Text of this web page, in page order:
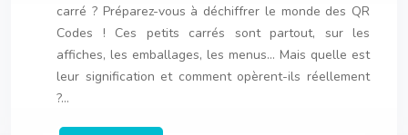
carré ? Préparez-vous à déchiffrer le monde des QR
Codes ! Ces petits carrés sont partout, sur les
affiches, les emballages, les menus… Mais quelle est
leur signification et comment opèrent-ils réellement
?…